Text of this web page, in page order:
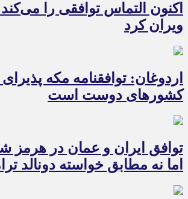
اکنون التماس توافقی را
ویران کرد
اردوغان: توافقنامه مکه
کشورهای دوست است
توافق ایران و عمان در هرمز
اما نه مطابق خواسته دونالد